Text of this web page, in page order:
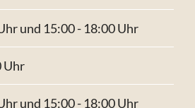
und 15:00 - 18:00 Uhr
Uhr
und 15:00 - 18:00 Uhr